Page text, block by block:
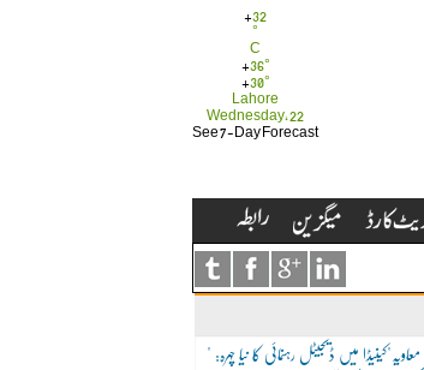
+32
°
C
+36°
+30°
Lahore
Wednesday, 22
See 7-Day Forecast
"معاویہ"کینیڈا میں ڈیجیٹل رہنمائی کا نیا چہرہ: